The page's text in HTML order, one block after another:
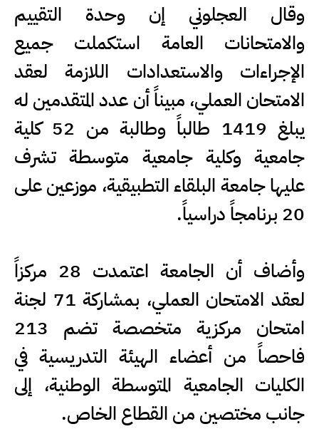
وقال العجلوني إن وحدة التقييم
والامتحانات العامة استكملت جميع
الإجراءات والاستعدادات اللازمة لعقد
الامتحان العملي، مبيناً أن عدد المتقدمين له
يبلغ 1419 طالباً وطالبة من 52 كلية
جامعية وكلية جامعية متوسطة تشرف
عليها جامعة البلقاء التطبيقية، موزعين على
20 برنامجاً دراسياً.
وأضاف أن الجامعة اعتمدت 28 مركزاً
لعقد الامتحان العملي، بمشاركة 71 لجنة
امتحان مركزية متخصصة تضم 213
فاحصاً من أعضاء الهيئة التدريسية في
الكليات الجامعية المتوسطة الوطنية، إلى
جانب مختصين من القطاع الخاص.